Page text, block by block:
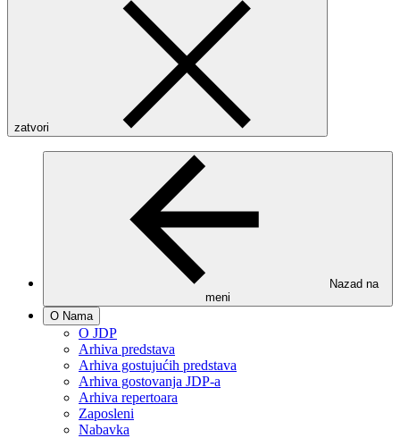
zatvori
Nazad na
meni
O Nama
O JDP
Arhiva predstava
Arhiva gostujućih predstava
Arhiva gostovanja JDP-a
Arhiva repertoara
Zaposleni
Nabavka